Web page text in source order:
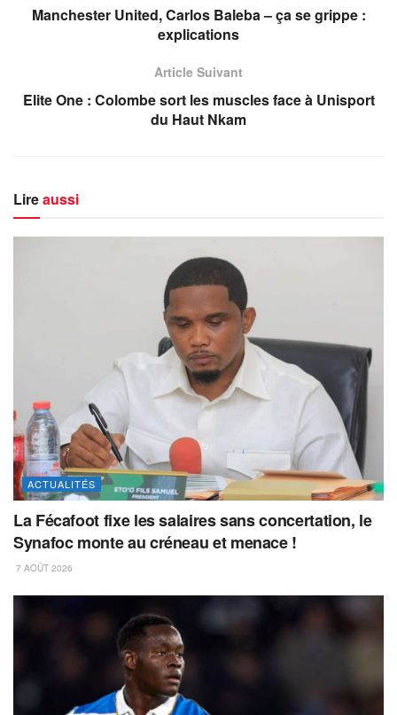
Manchester United, Carlos Baleba – ça se grippe :
explications
Article Suivant
Elite One : Colombe sort les muscles face à Unisport
du Haut Nkam
Lireaussi
ACTUALITÉS
La Fécafoot fixe les salaires sans concertation, le
Synafoc monte au créneau et menace !
7 AOÛT 2026